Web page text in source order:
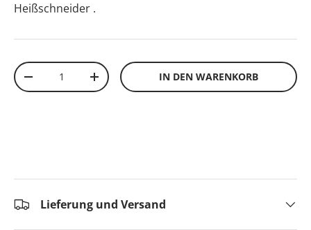
Heißschneider .
Anzahl
-
+ IN DEN WARENKORB
Lieferung und Versand